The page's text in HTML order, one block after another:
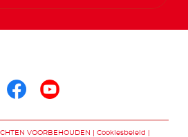
VOORBEHOUDEN
Cookiesbeleid